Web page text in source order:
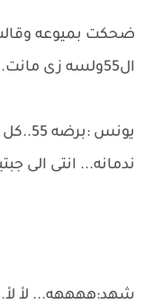
ضحكت بميوعه
ال55ولسه زى مانت.
يونس
ندمانه... انتى الى
شهد:ههههه... لأ